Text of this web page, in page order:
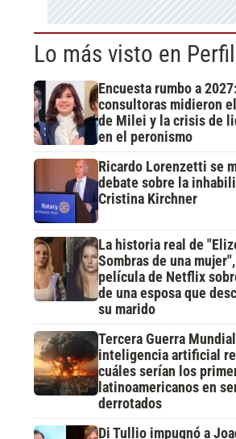
Lo más visto en Perfil
Encuesta rumbo a
consultoras midieron
de Milei y la crisis de
en el peronismo
Ricardo Lorenzetti se
debate sobre la
Cristina Kirchner
La historia real de
Sombras de una
película de Netflix
de una esposa que
su marido
Tercera Guerra
inteligencia artificial
cuáles serían los
latinoamericanos en
derrotados
Di Tullio impugnó a